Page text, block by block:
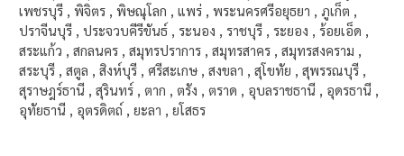
เพชรบุรี , พิจิตร , พิษณุโลก , แพร่ , พระนครศรีอยุธยา , ภูเก็ต ,
ปราจีนบุรี , ประจวบคีรีขันธ์ , ระนอง , ราชบุรี , ระยอง , ร้อยเอ็ด ,
สระแก้ว , สกลนคร , สมุทรปราการ , สมุทรสาคร , สมุทรสงคราม ,
สระบุรี , สตูล , สิงห์บุรี , ศรีสะเกษ , สงขลา , สุโขทัย , สุพรรณบุรี ,
สุราษฎร์ธานี , สุรินทร์ , ตาก , ตรัง , ตราด , อุบลราชธานี , อุดรธานี ,
อุทัยธานี , อุตรดิตถ์ , ยะลา , ยโสธร